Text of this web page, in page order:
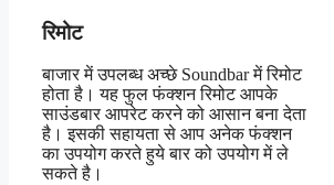
रिमोट
बाजार में उपलब्ध अच्छे Soundbar में रिमोट
होता है। यह फुल फंक्शन रिमोट आपके
साउंडबार आपरेट करने को आसान बना देता
है। इसकी सहायता से आप अनेक फंक्शन
का उपयोग करते हुये बार को उपयोग में ले
सकते है।